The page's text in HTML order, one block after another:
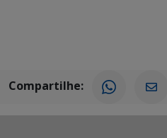
Compartilhe: